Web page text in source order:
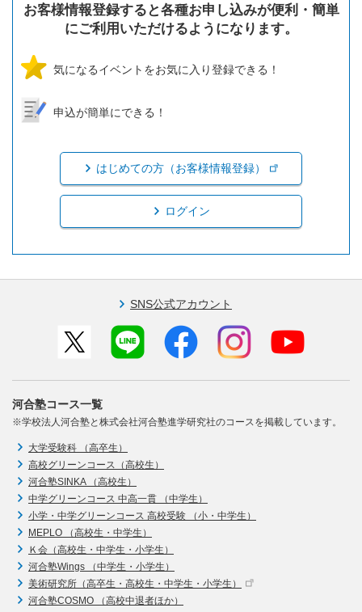
お客様情報登録すると各種お申し込みが便利・簡単
にご利用いただけるようになります。
気になるイベントをお気に入り登録できる！
申込が簡単にできる！
はじめての方（お客様情報登録）
ログイン
SNS公式アカウント
河合塾コース一覧
※学校法人河合塾と株式会社河合塾進学研究社のコースを掲載しています。
大学受験科 （高卒生）
高校グリーンコース（高校生）
河合塾SINKA （高校生）
中学グリーンコース 中高一貫 （中学生）
小学・中学グリーンコース 高校受験 （小・中学生）
MEPLO （高校生・中学生）
Ｋ会（高校生・中学生・小学生）
河合塾Wings （中学生・小学生）
美術研究所（高卒生・高校生・中学生・小学生）
河合塾COSMO （高校中退者ほか）